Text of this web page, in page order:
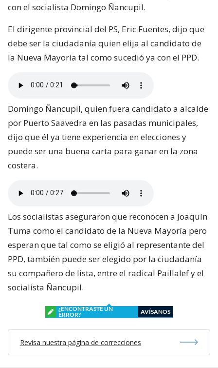
con el socialista Domingo Ñancupil.
El dirigente provincial del PS, Eric Fuentes, dijo que
debe ser la ciudadanía quien elija al candidato de
la Nueva Mayoría tal como sucedió ya con el PPD.
Domingo Ñancupil, quien fuera candidato a alcalde
por Puerto Saavedra en las pasadas municipales,
dijo que él ya tiene experiencia en elecciones y
puede ser una buena carta para ganar en la zona
costera.
Los socialistas aseguraron que reconocen a Joaquín
Tuma como el candidato de la Nueva Mayoría pero
esperan que tal como se eligió al representante del
PPD, también puede ser elegido por la ciudadanía
su compañero de lista, entre el radical Paillalef y el
socialista Ñancupil.
¿ENCONTRASTE UN
ERROR?
AVÍSANOS
Revisa nuestra página de correcciones